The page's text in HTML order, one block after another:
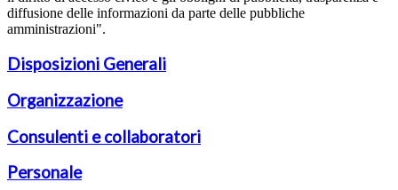
diffusione delle informazioni da parte delle pubbliche
amministrazioni".
Disposizioni Generali
Organizzazione
Consulenti e collaboratori
Personale